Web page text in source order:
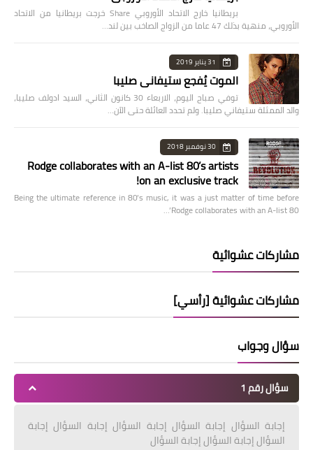
بريطانيا خارج الاتحاد الأوروبي Share خرجت بريطانيا من الاتحاد
الأوروبي، منهية بذلك 47 عاما من الزواج الصاخب بين لند…
31 يناير 2019
الموت يُفجع ستيفاني صليبا
توفي صباح اليوم، الاربعاء 30 كانون الثاني، السيد ادولف صليبا،
والد الممثلة ستيفاني صليبا. ولم تحدد العائلة حتى الآن…
30 نوفمبر 2018
Rodge collaborates with an A-list 80’s artists
on an exclusive track!
Being the ultimate reference in 80’s music, it was a just matter of time before
Rodge collaborates with an A-list 80’…
مشاركات عشوائية
مشاركات عشوائية [رأسي]
سؤال وجواب
سؤال رقم 1
إجابة السؤال إجابة السؤال إجابة السؤال إجابة السؤال إجابة
السؤال إجابة السؤال إجابة السؤال